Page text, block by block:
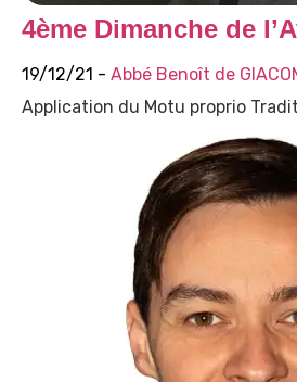
4ème Dimanche de
19/12/21 - Abbé Benoît de
Application du Motu proprio